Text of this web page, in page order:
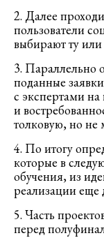
2. Далее
пользователи
выбирают ту
3. Параллельно
поданные
с экспертами
и
толковую, но
4. По итогу
которые в
обучения, из
реализации еще
5. Часть
перед